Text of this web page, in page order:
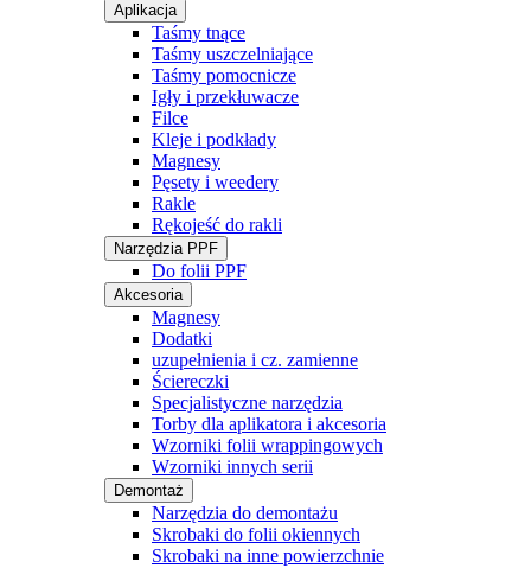
Aplikacja
Taśmy tnące
Taśmy uszczelniające
Taśmy pomocnicze
Igły i przekłuwacze
Filce
Kleje i podkłady
Magnesy
Pęsety i weedery
Rakle
Rękojeść do rakli
Narzędzia PPF
Do folii PPF
Akcesoria
Magnesy
Dodatki
uzupełnienia i cz. zamienne
Ściereczki
Specjalistyczne narzędzia
Torby dla aplikatora i akcesoria
Wzorniki folii wrappingowych
Wzorniki innych serii
Demontaż
Narzędzia do demontażu
Skrobaki do folii okiennych
Skrobaki na inne powierzchnie